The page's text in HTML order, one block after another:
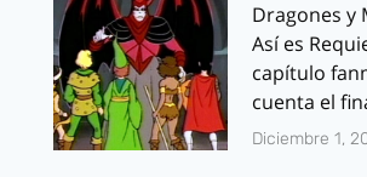
Dragones y
Así es
capítulo
cuenta el
Diciembre 1,